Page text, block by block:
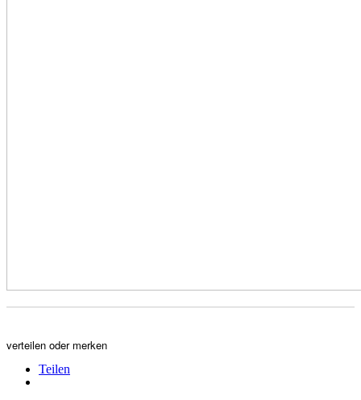
verteilen oder merken
Teilen